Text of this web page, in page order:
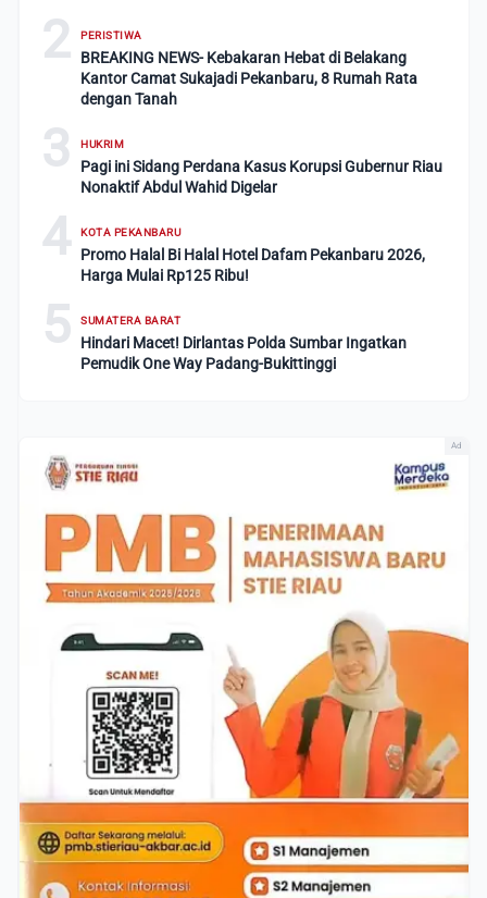
2 PERISTIWA
BREAKING NEWS- Kebakaran Hebat di Belakang
Kantor Camat Sukajadi Pekanbaru, 8 Rumah Rata
dengan Tanah
3 HUKRIM
Pagi ini Sidang Perdana Kasus Korupsi Gubernur Riau
Nonaktif Abdul Wahid Digelar
4 KOTA PEKANBARU
Promo Halal Bi Halal Hotel Dafam Pekanbaru 2026,
Harga Mulai Rp125 Ribu!
5 SUMATERA BARAT
Hindari Macet! Dirlantas Polda Sumbar Ingatkan
Pemudik One Way Padang-Bukittinggi
Ad